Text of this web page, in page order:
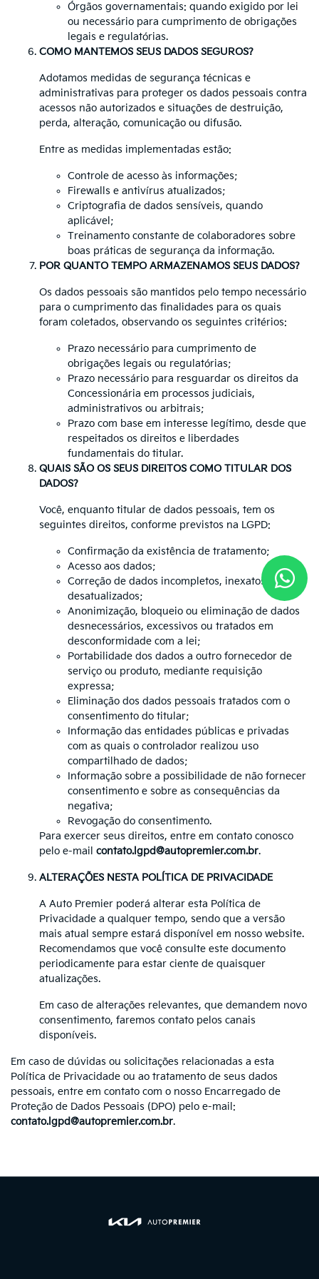
Órgãos governamentais: quando exigido por lei
ou necessário para cumprimento de obrigações
legais e regulatórias.
COMO MANTEMOS SEUS DADOS SEGUROS?
Adotamos medidas de segurança técnicas e
administrativas para proteger os dados pessoais contra
acessos não autorizados e situações de destruição,
perda, alteração, comunicação ou difusão.
Entre as medidas implementadas estão:
Controle de acesso às informações;
Firewalls e antivírus atualizados;
Criptografia de dados sensíveis, quando
aplicável;
Treinamento constante de colaboradores sobre
boas práticas de segurança da informação.
POR QUANTO TEMPO ARMAZENAMOS SEUS DADOS?
Os dados pessoais são mantidos pelo tempo necessário
para o cumprimento das finalidades para os quais
foram coletados, observando os seguintes critérios:
Prazo necessário para cumprimento de
obrigações legais ou regulatórias;
Prazo necessário para resguardar os direitos da
Concessionária em processos judiciais,
administrativos ou arbitrais;
Prazo com base em interesse legítimo, desde que
respeitados os direitos e liberdades
fundamentais do titular.
QUAIS SÃO OS SEUS DIREITOS COMO TITULAR DOS
DADOS?
Você, enquanto titular de dados pessoais, tem os
seguintes direitos, conforme previstos na LGPD:
Confirmação da existência de tratamento;
Acesso aos dados;
Correção de dados incompletos, inexatos ou
desatualizados;
Anonimização, bloqueio ou eliminação de dados
desnecessários, excessivos ou tratados em
desconformidade com a lei;
Portabilidade dos dados a outro fornecedor de
serviço ou produto, mediante requisição
expressa;
Eliminação dos dados pessoais tratados com o
consentimento do titular;
Informação das entidades públicas e privadas
com as quais o controlador realizou uso
compartilhado de dados;
Informação sobre a possibilidade de não fornecer
consentimento e sobre as consequências da
negativa;
Revogação do consentimento.
Para exercer seus direitos, entre em contato conosco
pelo e-mail contato.lgpd@autopremier.com.br.
ALTERAÇÕES NESTA POLÍTICA DE PRIVACIDADE
A Auto Premier poderá alterar esta Política de
Privacidade a qualquer tempo, sendo que a versão
mais atual sempre estará disponível em nosso website.
Recomendamos que você consulte este documento
periodicamente para estar ciente de quaisquer
atualizações.
Em caso de alterações relevantes, que demandem novo
consentimento, faremos contato pelos canais
disponíveis.
Em caso de dúvidas ou solicitações relacionadas a esta
Política de Privacidade ou ao tratamento de seus dados
pessoais, entre em contato com o nosso Encarregado de
Proteção de Dados Pessoais (DPO) pelo e-mail:
contato.lgpd@autopremier.com.br.